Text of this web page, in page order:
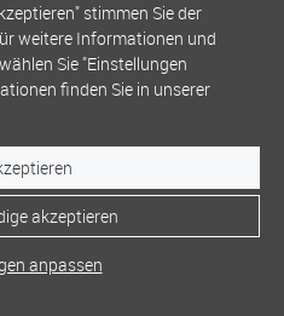
stimmen Sie der
weitere Informationen und
Sie "Einstellungen
finden Sie in unserer
akzeptieren
anpassen